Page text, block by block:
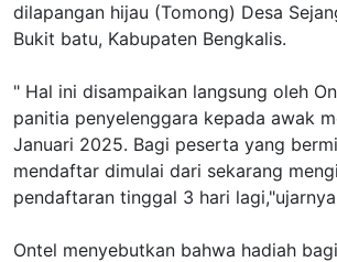
dilapangan hijau (Tomong) Desa
Bukit batu, Kabupaten Bengkalis.
" Hal ini disampaikan langsung oleh
panitia penyelenggara kepada awak
Januari 2025. Bagi peserta yang
mendaftar dimulai dari sekarang
pendaftaran tinggal 3 hari
Ontel menyebutkan bahwa hadiah